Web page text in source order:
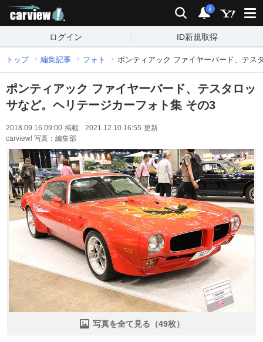
検索 通知
i
ログイン ID新規取得
トップ 編集記事 フォト ポンティアック ファイヤーバード、テス
ポンティアック ファイヤーバード、テスタロッ
サなど。ヘリテージカーフォト集 その3
2018.09.16 09:00 掲載 2021.12.10 16:55 更新
carview! 写真：編集部
写真を全て見る（49枚）